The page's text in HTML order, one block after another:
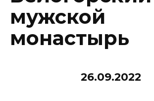
мужской
монастырь
26.09.2022